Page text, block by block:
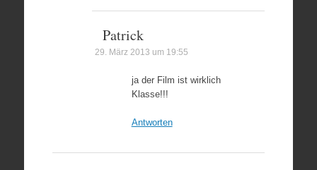
Patrick
29. März 2013 um 19:55
ja der Film ist wirklich
Klasse!!!
Antworten